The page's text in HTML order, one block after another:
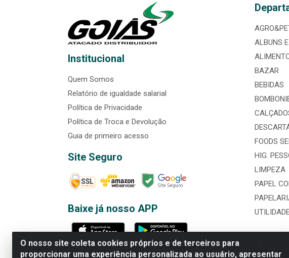
O nosso site coleta cookies próprios e de terceiros para
proporcionar uma experiência personalizada ao usuário, apresentar
Institucional
Quem Somos
Relatório de igualdade salarial
Política de Privacidade
Política de Troca e Devolução
Guia de primeiro acesso
Site Seguro
Baixe já nosso APP
ALBUNS
BAZAR
BEBIDAS
FOODS
HIG.
LIMPEZA
PAPEL